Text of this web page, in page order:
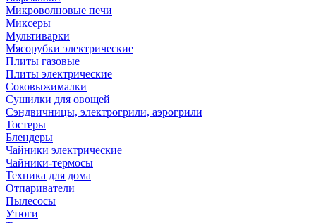
Микроволновые печи
Миксеры
Мультиварки
Мясорубки электрические
Плиты газовые
Плиты электрические
Соковыжималки
Сушилки для овощей
Сэндвичницы, электрогрили, аэрогрили
Тостеры
Блендеры
Чайники электрические
Чайники-термосы
Техника для дома
Отпариватели
Пылесосы
Утюги